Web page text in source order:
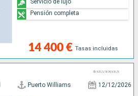
14 400 € Tasas incluidas
Servicio de lujo
Pensión completa
Puerto Williams 12/12/2026